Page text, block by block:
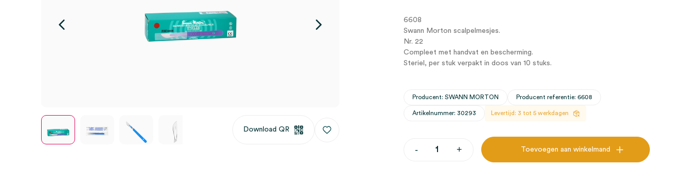
Download QR
6608
Swann Morton scalpelmesjes.
Nr. 22
Compleet met handvat en bescherming.
Steriel, per stuk verpakt in doos van 10 stuks.
Producent: SWANN MORTON Producent referentie: 6608
Artikelnummer: 30293 Levertijd: 3 tot 5 werkdagen
-Swann-
+ Toevoegen aan winkelmand